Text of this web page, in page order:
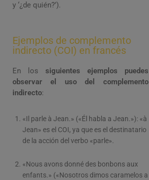
y ‘¿de quién?’).
Ejemplos de complemento
indirecto (COI) en francés
En los siguientes ejemplos puedes
observar el uso del complemento
indirecto:
«Il parle à Jean.» («Él habla a Jean.»): «à
Jean» es el COI, ya que es el destinatario
de la acción del verbo «parle».
«Nous avons donné des bonbons aux
enfants.» («Nosotros dimos caramelos a